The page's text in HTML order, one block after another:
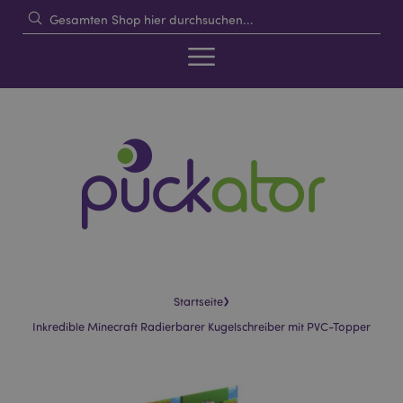
Startseite›
Inkredible Minecraft Radierbarer Kugelschreiber mit PVC-Topper